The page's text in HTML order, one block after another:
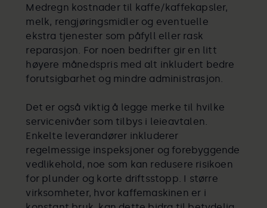
Medregn kostnader til kaffe/kaffekapsler,
melk, rengjøringsmidler og eventuelle
ekstra tjenester som påfyll eller rask
reparasjon. For noen bedrifter gir en litt
høyere månedspris med alt inkludert bedre
forutsigbarhet og mindre administrasjon.
Det er også viktig å legge merke til hvilke
servicenivåer som tilbys i leieavtalen.
Enkelte leverandører inkluderer
regelmessige inspeksjoner og forebyggende
vedlikehold, noe som kan redusere risikoen
for plunder og korte driftsstopp. I større
virksomheter, hvor kaffemaskinen er i